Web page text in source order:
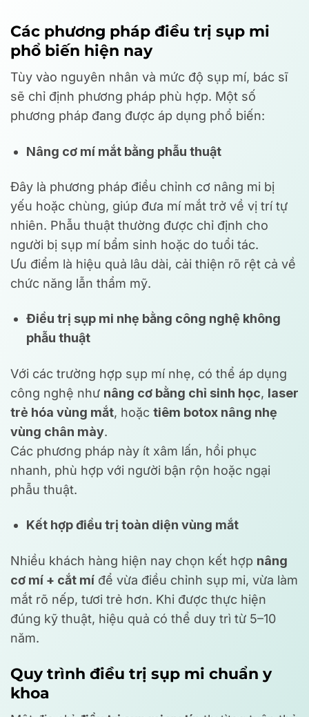
Các phương pháp điều trị sụp mi
phổ biến hiện nay
Tùy vào nguyên nhân và mức độ sụp mí, bác sĩ
sẽ chỉ định phương pháp phù hợp. Một số
phương pháp đang được áp dụng phổ biến:
Nâng cơ mí mắt bằng phẫu thuật
Đây là phương pháp điều chỉnh cơ nâng mi bị
yếu hoặc chùng, giúp đưa mí mắt trở về vị trí tự
nhiên. Phẫu thuật thường được chỉ định cho
người bị sụp mí bẩm sinh hoặc do tuổi tác.
Ưu điểm là hiệu quả lâu dài, cải thiện rõ rệt cả về
chức năng lẫn thẩm mỹ.
Điều trị sụp mi nhẹ bằng công nghệ không
phẫu thuật
Với các trường hợp sụp mí nhẹ, có thể áp dụng
công nghệ như nâng cơ bằng chỉ sinh học, laser
trẻ hóa vùng mắt, hoặc tiêm botox nâng nhẹ
vùng chân mày.
Các phương pháp này ít xâm lấn, hồi phục
nhanh, phù hợp với người bận rộn hoặc ngại
phẫu thuật.
Kết hợp điều trị toàn diện vùng mắt
Nhiều khách hàng hiện nay chọn kết hợp nâng
cơ mí + cắt mí để vừa điều chỉnh sụp mi, vừa làm
mắt rõ nếp, tươi trẻ hơn. Khi được thực hiện
đúng kỹ thuật, hiệu quả có thể duy trì từ 5–10
năm.
Quy trình điều trị sụp mi chuẩn y
khoa